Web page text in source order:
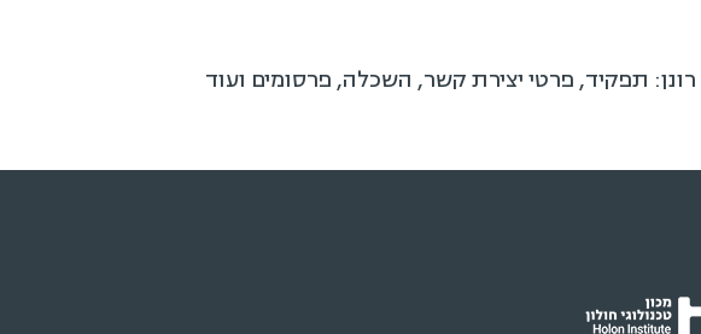
רונן: תפקיד, פרטי יצירת קשר, השכלה, פרסומים ועוד